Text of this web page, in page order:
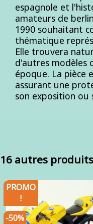
espagnole et
amateurs de
1990 souhaitant
thématique
Elle trouvera
d'autres modèles
époque. La pièce
assurant une
son exposition ou
16 autres
PROMO
!
-50%